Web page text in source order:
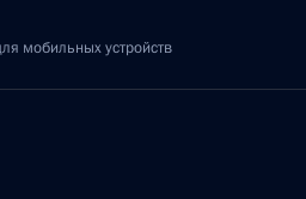
мобильных устройств